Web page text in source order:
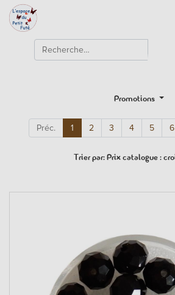
Promotions
Préc. 1 2 3 4 5 6
Trier par: Prix catalogue :